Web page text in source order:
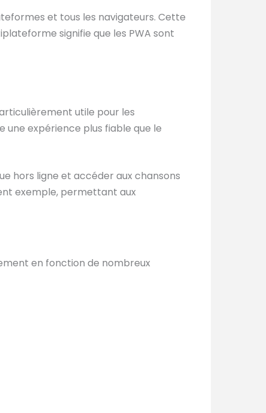
et tous les navigateurs. Cette
signifie que les PWA sont
utile pour les
une expérience plus fiable que le
hors ligne et accéder aux chansons
exemple, permettant aux
en fonction de nombreux